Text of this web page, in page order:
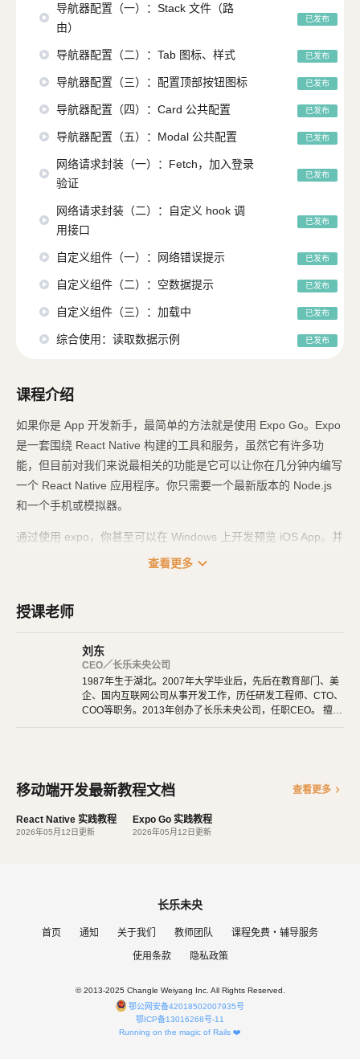
导航器配置（一）：Stack 文件（路
由）
已发布
导航器配置（二）：Tab 图标、样式 已发布
导航器配置（三）：配置顶部按钮图标 已发布
导航器配置（四）：Card 公共配置 已发布
导航器配置（五）：Modal 公共配置 已发布
网络请求封装（一）：Fetch，加入登录
验证
已发布
网络请求封装（二）：自定义 hook 调
用接口
已发布
自定义组件（一）：网络错误提示 已发布
自定义组件（二）：空数据提示 已发布
自定义组件（三）：加载中 已发布
综合使用：读取数据示例 已发布
课程介绍
如果你是 App 开发新手，最简单的方法就是使用 Expo Go。Expo
是一套围绕 React Native 构建的工具和服务，虽然它有许多功
能，但目前对我们来说最相关的功能是它可以让你在几分钟内编写
一个 React Native 应用程序。你只需要一个最新版本的 Node.js
和一个手机或模拟器。
通过使用 expo，你甚至可以在 Windows 上开发预览 iOS App。并
可以直接在 Windows 上将你开发的应用发布到苹果的 App Stor
查看更多 expand_more
授课老师
刘东
CEO／长乐未央公司
1987年生于湖北。2007年大学毕业后，先后在教育部门、美
企、国内互联网公司从事开发工作，历任研发工程师、CTO、
COO等职务。2013年创办了长乐未央公司，任职CEO。 擅长
兴趣，觉得做开发非常快乐，能创造梦想中的产品是一件非常
有幸福感的事情。喜爱阅读，尤其是历史相关的书籍。喜欢音
乐，钢琴、Ukulele都能简单自娱自乐。爱好旅行和美食，人
生梦想之一是希望能带着妻子吃遍全世界。
移动端开发最新教程文档 查看更多 chevron_right
React Native 实践教程
2026年05月12日更新
Expo Go 实践教程
2026年05月12日更新
长乐未央
首页 通知 关于我们 教师团队 课程免费・辅导服务
使用条款 隐私政策
© 2013-2025 Changle Weiyang Inc. All Rights Reserved.
鄂公网安备42018502007935号
鄂ICP备13016268号-11
Running on the magic of Rails ❤️